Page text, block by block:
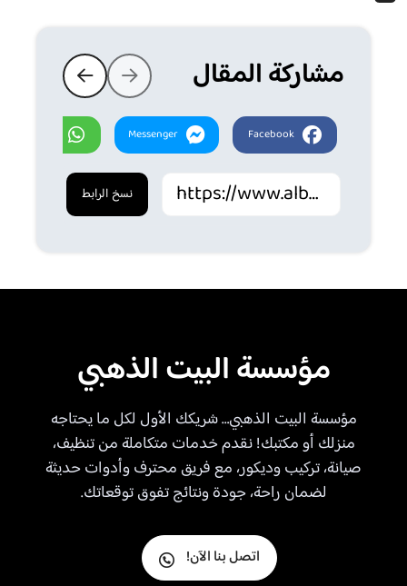
مشاركة المقال
Facebook
Messenger
نسخ الرابط
مؤسسة البيت الذهبي
مؤسسة البيت الذهبي… شريكك الأول لكل ما يحتاجه
منزلك أو مكتبك! نقدم خدمات متكاملة من تنظيف،
صيانة، تركيب وديكور، مع فريق محترف وأدوات حديثة
لضمان راحة، جودة ونتائج تفوق توقعاتك.
اتصل بنا الآن!